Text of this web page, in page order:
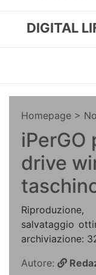
DIGITAL
Homepage >
iPerGO
drive
salvataggio
archiviazione:
Autore: